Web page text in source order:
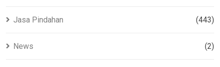
Jasa Pindahan (443)
News (2)